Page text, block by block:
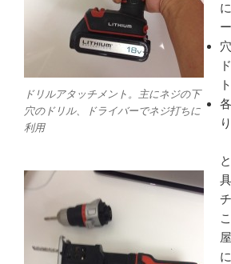
ドリルアタッチメント。主にネジの下
穴のドリル、ドライバーでネジ打ちに
利用